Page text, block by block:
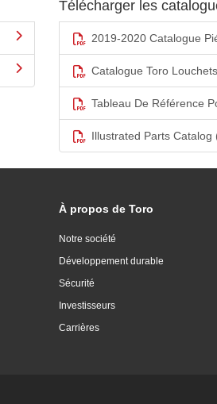
Télécharger les
2019-2020 Catalogue
Catalogue Toro
Tableau De Référence
Illustrated Parts Catalog
À propos de Toro
Notre société
Développement durable
Sécurité
Investisseurs
Carrières